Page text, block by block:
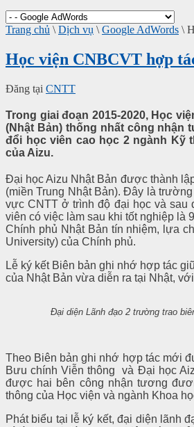
Trang chủ \ Dịch vụ \ Google AdWords \
Học viện CNBCVT hợp
Đăng tại CNTT
Trong giai đoạn 2015-2020, Học
(Nhật Bản) thống nhất công
đổi học viên cao học 2 ngành Kỹ
của Aizu.
Đại học Aizu Nhật Bản được thành
(miền Trung Nhật Bản). Đây là
vực CNTT ở trình độ đại học và sau
viên có việc làm sau khi tốt nghiệp là
Chính phủ Nhật Bản tín nhiệm, lựa
University) của Chính phủ.
Lễ ký kết Biên bản ghi nhớ hợp tác
của Nhật Bản vừa diễn ra tại Nhật,
Đại diện Lãnh đạo 2 trường trao
Theo Biên bản ghi nhớ hợp tác mới
Bưu chính Viễn thông và Đại học
được hai bên công nhận tương
thông của Học viện và ngành Khoa
Phát biểu tại lễ ký kết, đại diện lãnh